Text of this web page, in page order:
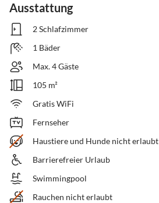
Ausstattung
2 Schlafzimmer
1 Bäder
Max. 4 Gäste
105 m²
Gratis WiFi
Fernseher
Haustiere und Hunde nicht erlaubt
Barrierefreier Urlaub
Swimmingpool
Rauchen nicht erlaubt